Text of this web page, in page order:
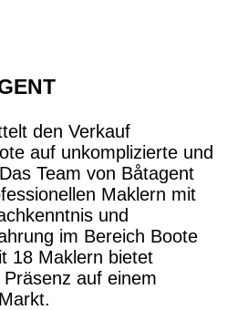
den Verkauf
auf unkomplizierte und
Team von Båtagent
Maklern mit
und
im Bereich Boote
18 Maklern bietet
auf einem